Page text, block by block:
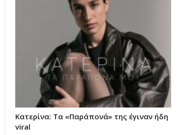
Κατερίνα: Τα «Παράπονά» της έγιναν ήδη
viral